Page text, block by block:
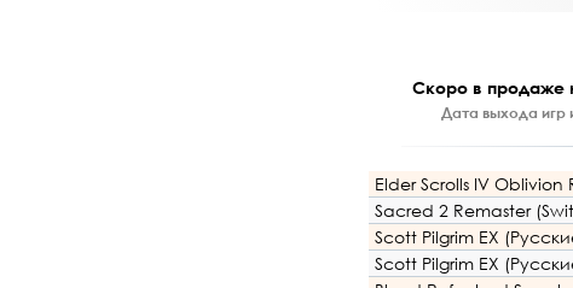
Скоро в продаже
Дата выхода игр
Elder Scrolls IV
Sacred 2 Remaster
Scott Pilgrim EX
Scott Pilgrim EX